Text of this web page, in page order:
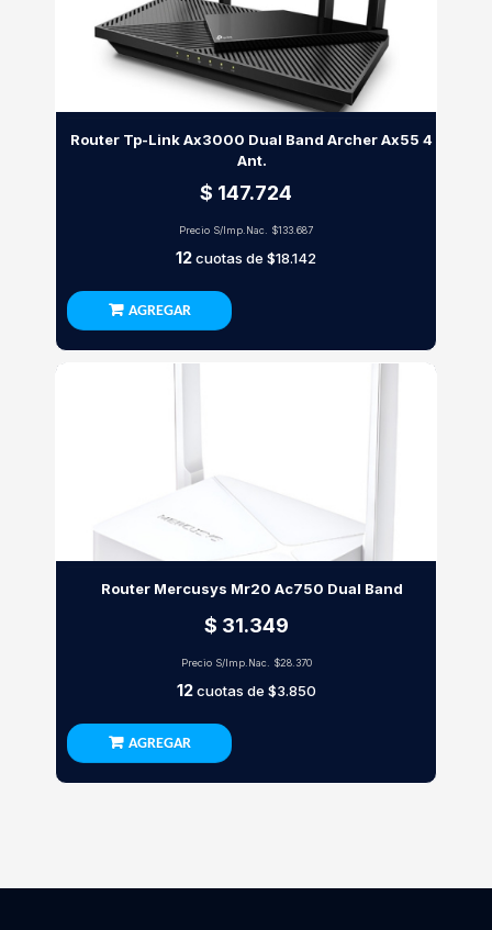
Router Tp-Link Ax3000 Dual Band Archer Ax55 4
Ant.
$ 147.724
Precio S/Imp.Nac. $133.687
12cuotas de $18.142
AGREGAR
Router Mercusys Mr20 Ac750 Dual Band
$ 31.349
Precio S/Imp.Nac. $28.370
12cuotas de $3.850
AGREGAR